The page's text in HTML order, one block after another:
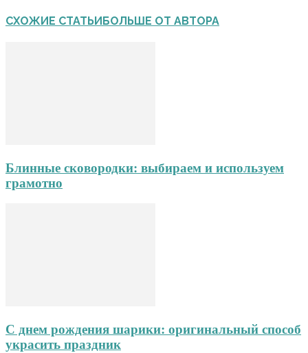
СХОЖИЕ СТАТЬИБОЛЬШЕ ОТ АВТОРА
Блинные сковородки: выбираем и используем
грамотно
С днем рождения шарики: оригинальный способ
украсить праздник